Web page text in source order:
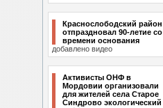
Краснослободский район
отпраздновал 90-летие со
времени основания
добавлено видео
Активисты ОНФ в
Мордовии организовали
для жителей села Старое
Синдрово экологический